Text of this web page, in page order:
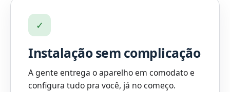
✓
Instalação sem complicação
A gente entrega o aparelho em comodato e
configura tudo pra você, já no começo.